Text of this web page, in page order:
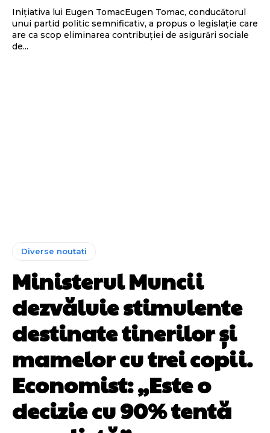
Inițiativa lui Eugen TomacEugen Tomac, conducătorul
unui partid politic semnificativ, a propus o legislație care
are ca scop eliminarea contribuției de asigurări sociale
de...
Diverse noutati
Ministerul Muncii
dezvăluie stimulente
destinate tinerilor și
mamelor cu trei copii.
Economist: „Este o
decizie cu 90% tentă